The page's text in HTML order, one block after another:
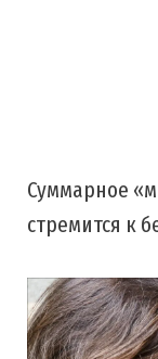
Суммарное
стремится к